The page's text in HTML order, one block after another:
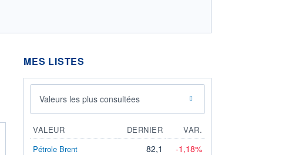
MES LISTES
Valeurs les plus consultées
VALEUR DERNIER
VAR.
Pétrole Brent
82,1 -1,18%